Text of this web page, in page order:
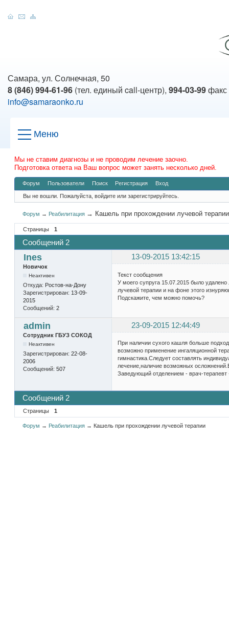
Самара, ул. Солнечная, 50
8 (846) 994-61-96 (тел. единый call-центр), 994-03-99факс
info@samaraonko.ru
Меню
Мы не ставим диагнозы и не проводим лечение заочно.
Подготовка ответа на Ваш вопрос может занять несколько дней.
Форум Пользователи Поиск Регистрация Вход
Вы не вошли. Пожалуйста, войдите или зарегистрируйтесь.
Форум → Реабилитация → Кашель при прохождении лучевой терапии
Страницы 1
Сообщений 2
Ines 13-09-2015 13:42:15
Новичок
Неактивен
Откуда: Ростов-на-Дону
Зарегистрирован: 13-09-
2015
Сообщений: 2
Текст сообщения
У моего супруга 15.07.2015 было
лучевой терапии и на фоне этого
Подскажите, чем можно помочь?
admin 23-09-2015 12:44:49
Сотрудник ГБУЗ СОКОД
Неактивен
Зарегистрирован: 22-08-
2006
Сообщений: 507
При наличии сухого кашля больше
возможно применение ингаляционной
гимнастика.Следует составлять
лечение,наличие возможных
Заведующий отделением - врач-
Сообщений 2
Страницы 1
Форум → Реабилитация → Кашель при прохождении лучевой терапии